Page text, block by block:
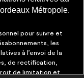
Métropole.
pour suivre et
les
à l’envoi de la
de rectification,
de limitation et